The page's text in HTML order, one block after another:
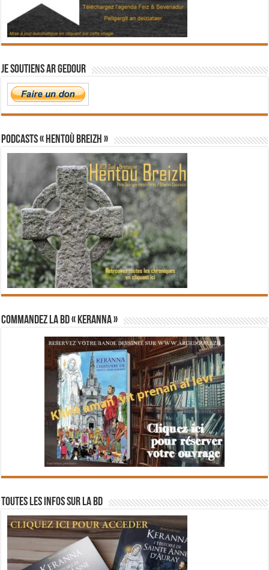
Je soutiens Ar Gedour
PODCASTS « Hentoù Breizh »
Commandez la BD « Keranna »
Toutes les infos sur la BD